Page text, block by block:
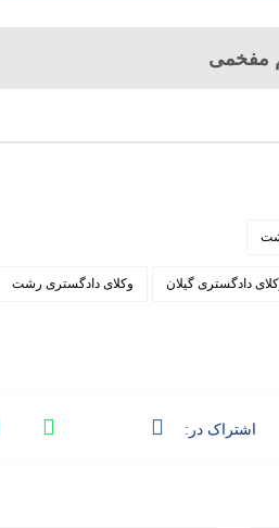
مفخمی
دادگستری گیلان وکلای دادگستری رشت